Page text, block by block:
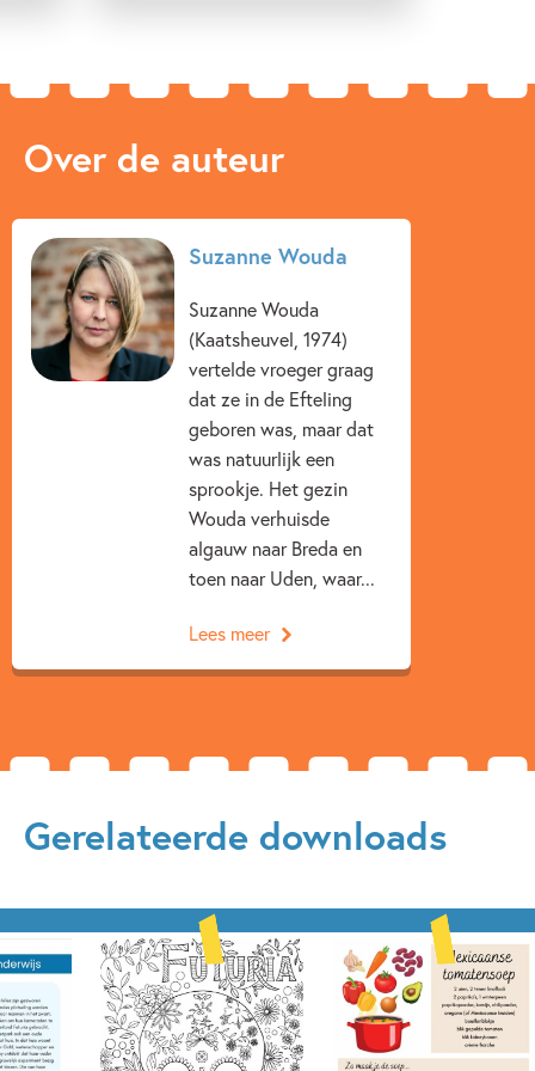
De Leesdetectives
'Wat een spannend verhaal schreef Suzanne Wouda over
een ontzettend origineel onderwerp. Een boek als dit had ik
Over de auteur
Suzanne Wouda
Suzanne Wouda
(Kaatsheuvel, 1974)
vertelde vroeger graag
dat ze in de Efteling
geboren was, maar dat
was natuurlijk een
sprookje. Het gezin
Wouda verhuisde
algauw naar Breda en
toen naar Uden, waar...
Lees meer
Gerelateerde downloads